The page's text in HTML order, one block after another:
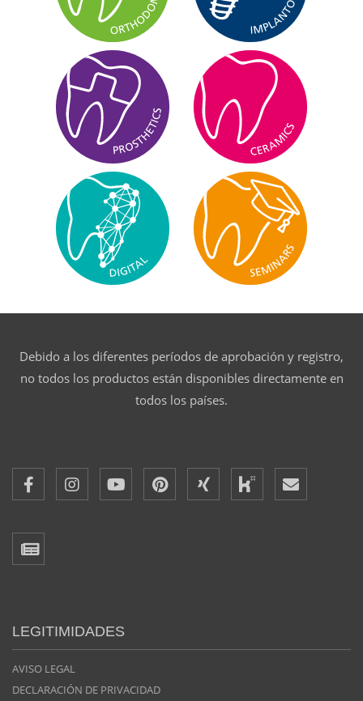
Debido a los diferentes períodos de aprobación y registro,
no todos los productos están disponibles directamente en
todos los países.
LEGITIMIDADES
AVISO LEGAL
DECLARACIÓN DE PRIVACIDAD